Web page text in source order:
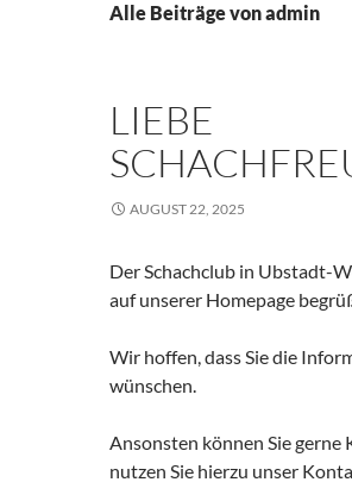
Alle Beiträge von admin
LIEBE
AUGUST 22, 2025
Der Schachclub in Ubstadt-
auf unserer Homepage
Wir hoffen, dass Sie die
wünschen.
Ansonsten können Sie
nutzen Sie hierzu unser